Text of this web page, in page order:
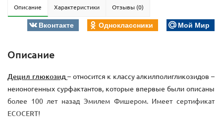
Описание Характеристики Отзывы (0)
Вконтакте Одноклассники Мой Мир
Описание
Децил глюкозид– относится к классу алкилполигликозидов –
неионогенных сурфактантов, которые впервые были описаны
более 100 лет назад Эмилем Фишером. Имеет сертификат
ECOCERT!